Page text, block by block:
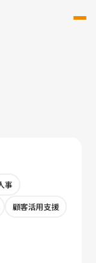
事
顧客活用支援